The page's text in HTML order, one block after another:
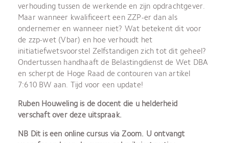
verhouding tussen de werkende en zijn opdrachtgever.
Maar wanneer kwalificeert een ZZP-er dan als
ondernemer en wanneer niet? Wat betekent dit voor
de zzp-wet (Vbar) en hoe verhoudt het
initiatiefwetsvoorstel Zelfstandigen zich tot dit geheel?
Ondertussen handhaaft de Belastingdienst de Wet DBA
en scherpt de Hoge Raad de contouren van artikel
7:610 BW aan. Tijd voor een update!
Ruben Houweling is de docent die u helderheid
verschaft over deze uitspraak.
NB Dit is een online cursus via Zoom. U ontvangt